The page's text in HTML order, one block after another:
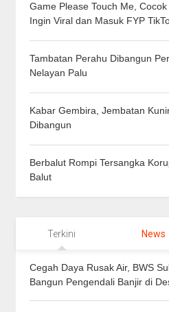
Game Please Touch Me,
Ingin Viral dan Masuk FYP
Tambatan Perahu Dibangun
Nelayan Palu
Kabar Gembira, Jembatan
Dibangun
Berbalut Rompi Tersangka
Balut
Terkini News
Cegah Daya Rusak Air, BWS
Bangun Pengendali Banjir di